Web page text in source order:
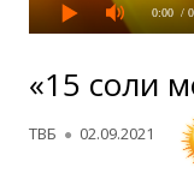
0:00 /
«15 соли
Автор
ТВБ Опубликовано
02.09.2021